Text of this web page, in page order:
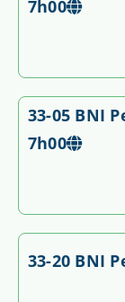
7h00
33-05 BNI
7h00
33-20 BNI